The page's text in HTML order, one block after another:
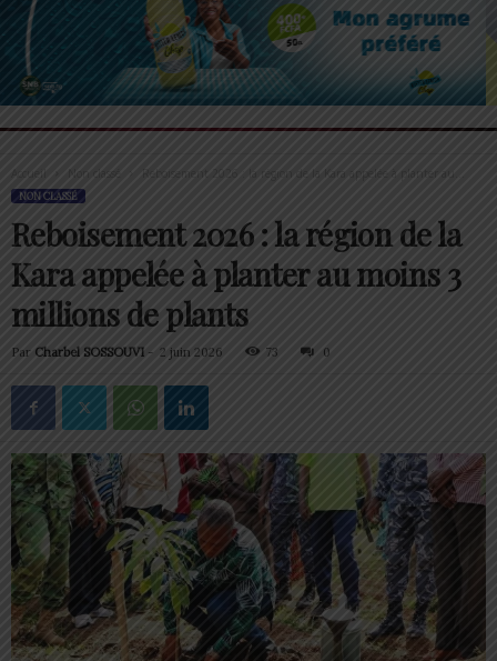
Accueil Reboisement 2026 : la région de la Kara appelée à planter au...
NON CLASSÉ
Reboisement 2026 : la région de la
Kara appelée à planter au moins 3
millions de plants
Par Charbel SOSSOUVI - 2 juin 2026 73 0